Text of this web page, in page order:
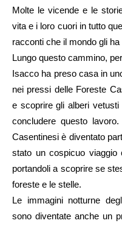
Molte le vicende e le
vita e i loro cuori in tutto
racconti che il mondo gli ha
Lungo questo cammino,
Isacco ha preso casa in
nei pressi delle Foreste
e scoprire gli alberi
concludere questo
Casentinesi è diventato
stato un cospicuo viaggio
portandoli a scoprire se
foreste e le stelle.
Le immagini notturne
sono diventate anche un